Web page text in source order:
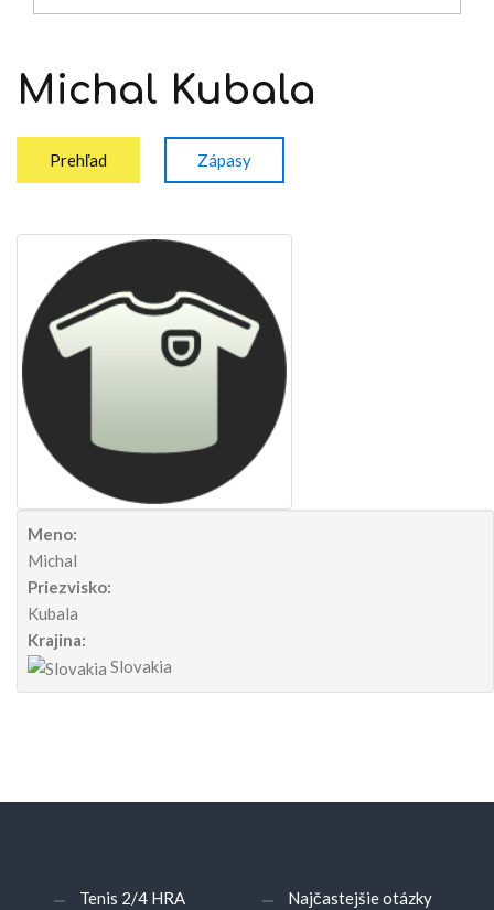
Michal Kubala
Prehľad Zápasy
Meno:
Michal
Priezvisko:
Kubala
Krajina:
Slovakia
Tenis 2/4 HRA
Najčastejšie otázky